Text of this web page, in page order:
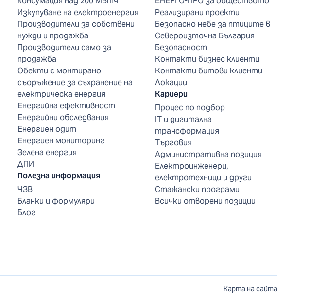
Изкупуване на електроенергия
Производители за собствени
нужди и продажба
Производители само за
продажба
Обекти с монтирано
съоръжение за съхранение на
електрическа енергия
Енергийна ефективност
Енергийни обследвания
Енергиен одит
Енергиен мониторинг
Зелена енергия
ДПИ
Полезна информация
ЧЗВ
Бланки и формуляри
Блог
Реализирани проекти
Безопасно небе за птиците в
Североизточна България
Безопасност
Контакти бизнес клиенти
Контакти битови клиенти
Локации
Кариери
Процес по подбор
IT и дигитална
трансформация
Търговия
Административна позиция
Електроинженери,
електротехници и други
Стажански програми
Всички отворени позиции
Карта на сайта